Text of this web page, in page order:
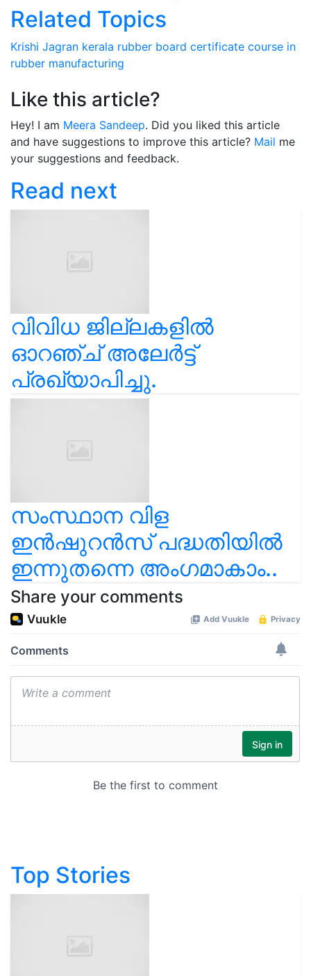
Related Topics
Krishi Jagran kerala rubber board certificate course in
rubber manufacturing
Like this article?
Hey! I am Meera Sandeep. Did you liked this article
and have suggestions to improve this article? Mail me
your suggestions and feedback.
Read next
വിവിധ ജില്ലകളിൽ
ഓറഞ്ച് അലേർട്ട്
പ്രഖ്യാപിച്ചു.
സംസ്ഥാന വിള
ഇൻഷുറൻസ് പദ്ധതിയിൽ
ഇന്നുതന്നെ അംഗമാകാം..
Share your comments
Top Stories